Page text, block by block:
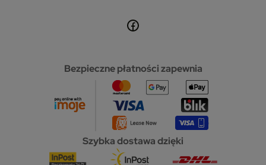
Bezpieczne płatności zapewnia
Szybka dostawa dzięki